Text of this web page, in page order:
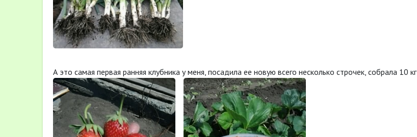
А это самая первая ранняя клубника у меня, посадила ее новую всего несколько строчек, собрала 10 кг